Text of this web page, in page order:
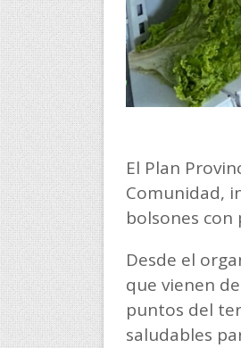
El Plan
Comunidad,
bolsones con
Desde el
que vienen
puntos del
saludables